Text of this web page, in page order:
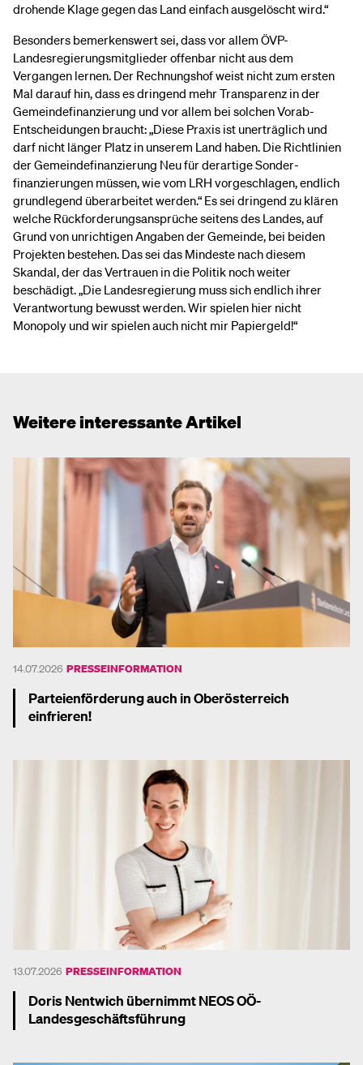
drohende Klage gegen das Land einfach ausgelöscht wird.“
Besonders bemerkenswert sei, dass vor allem ÖVP-
Landesregierungsmitglieder offenbar nicht aus dem
Vergangen lernen. Der Rechnungshof weist nicht zum ersten
Mal darauf hin, dass es dringend mehr Transparenz in der
Gemeindefinanzierung und vor allem bei solchen Vorab-
Entscheidungen braucht: „Diese Praxis ist unerträglich und
darf nicht länger Platz in unserem Land haben. Die Richtlinien
der Gemeindefinanzierung Neu für derartige Sonder­
finanzierungen müssen, wie vom LRH vorgeschlagen, endlich
grundlegend überarbeitet werden.“ Es sei dringend zu klären
welche Rückforderungsansprüche seitens des Landes, auf
Grund von unrichtigen Angaben der Gemeinde, bei beiden
Projekten bestehen. Das sei das Mindeste nach diesem
Skandal, der das Vertrauen in die Politik noch weiter
beschädigt. „Die Landesregierung muss sich endlich ihrer
Verantwortung bewusst werden. Wir spielen hier nicht
Monopoly und wir spielen auch nicht mir Papiergeld!“
Weitere interessante Artikel
14.07.2026 PRESSEINFORMATION
Parteienförderung auch in Oberösterreich
einfrieren!
13.07.2026 PRESSEINFORMATION
Doris Nentwich übernimmt NEOS OÖ-
Landesgeschäftsführung